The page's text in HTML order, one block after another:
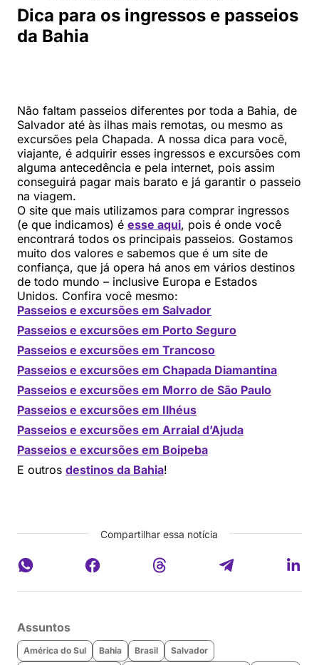
Dica para os ingressos e passeios
da Bahia
Não faltam passeios diferentes por toda a Bahia, de
Salvador até às ilhas mais remotas, ou mesmo as
excursões pela Chapada. A nossa dica para você,
viajante, é adquirir esses ingressos e excursões com
alguma antecedência e pela internet, pois assim
conseguirá pagar mais barato e já garantir o passeio
na viagem.
O site que mais utilizamos para comprar ingressos
(e que indicamos) é esse aqui, pois é onde você
encontrará todos os principais passeios. Gostamos
muito dos valores e sabemos que é um site de
confiança, que já opera há anos em vários destinos
de todo mundo – inclusive Europa e Estados
Unidos. Confira você mesmo:
Passeios e excursões em Salvador
Passeios e excursões em Porto Seguro
Passeios e excursões em Trancoso
Passeios e excursões em Chapada Diamantina
Passeios e excursões em Morro de São Paulo
Passeios e excursões em Ilhéus
Passeios e excursões em Arraial d’Ajuda
Passeios e excursões em Boipeba
E outros destinos da Bahia!
Compartilhar essa notícia
Assuntos
América do Sul Bahia Brasil
Salvador